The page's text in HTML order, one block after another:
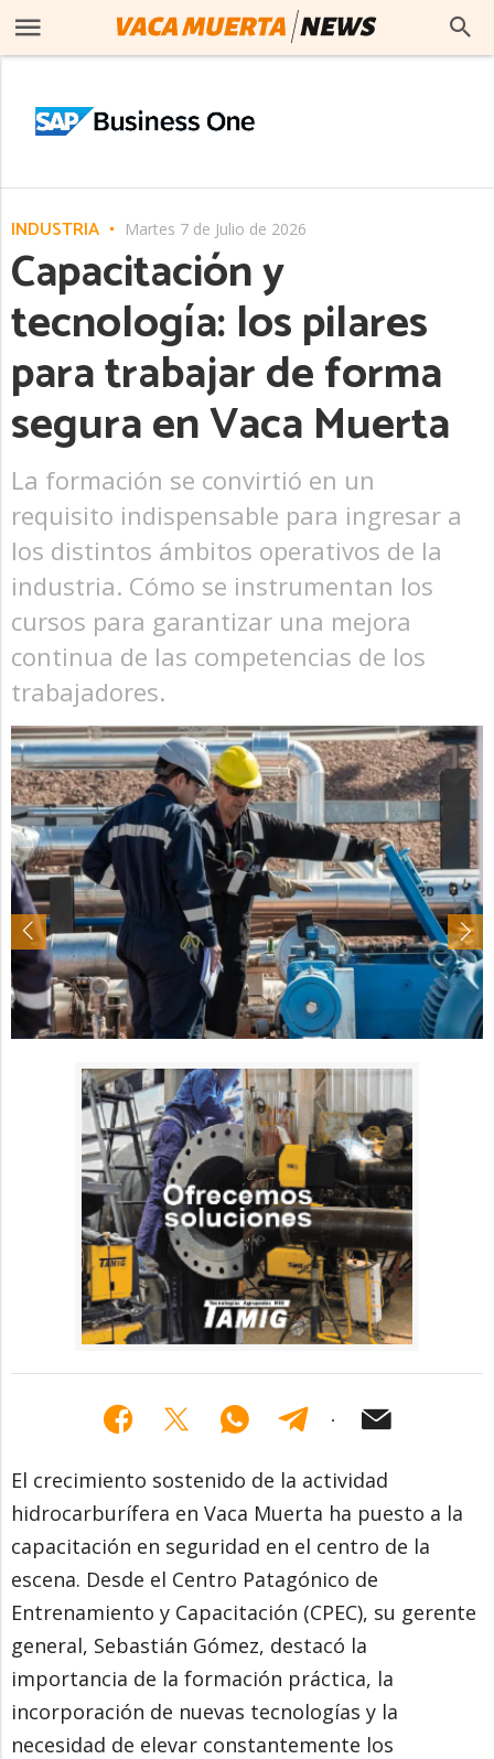
INDUSTRIA Martes 7 de Julio de 2026
Capacitación y
tecnología: los pilares
para trabajar de forma
segura en Vaca Muerta
La formación se convirtió en un
requisito indispensable para ingresar a
los distintos ámbitos operativos de la
industria. Cómo se instrumentan los
cursos para garantizar una mejora
continua de las competencias de los
trabajadores.
El crecimiento sostenido de la actividad
hidrocarburífera en Vaca Muerta ha puesto a la
capacitación en seguridad en el centro de la
escena. Desde el Centro Patagónico de
Entrenamiento y Capacitación (CPEC), su gerente
general, Sebastián Gómez, destacó la
importancia de la formación práctica, la
incorporación de nuevas tecnologías y la
necesidad de elevar constantemente los